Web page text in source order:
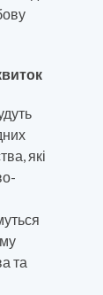
які
та